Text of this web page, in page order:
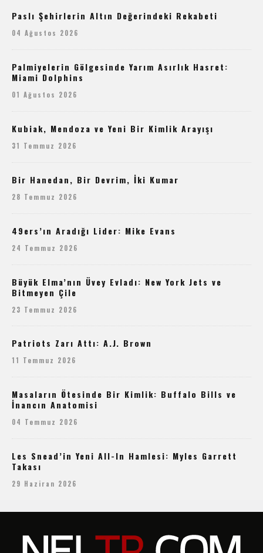
Paslı Şehirlerin Altın Değerindeki Rekabeti
04 Ağustos 2026
Palmiyelerin Gölgesinde Yarım Asırlık Hasret:
Miami Dolphins
01 Ağustos 2026
Kubiak, Mendoza ve Yeni Bir Kimlik Arayışı
31 Temmuz 2026
Bir Hanedan, Bir Devrim, İki Kumar
28 Temmuz 2026
49ers’ın Aradığı Lider: Mike Evans
24 Temmuz 2026
Büyük Elma’nın Üvey Evladı: New York Jets ve
Bitmeyen Çile
23 Temmuz 2026
Patriots Zarı Attı: A.J. Brown
11 Temmuz 2026
Masaların Ötesinde Bir Kimlik: Buffalo Bills ve
İnancın Anatomisi
04 Temmuz 2026
Les Snead’in Yeni All-In Hamlesi: Myles Garrett
Takası
29 Haziran 2026